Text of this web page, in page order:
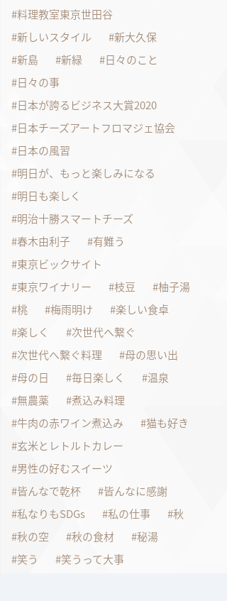
料理教室東京世田谷
新しいスタイル
新大久保
新島
新緑
日々のこと
日々の事
日本が誇るビジネス大賞2020
日本チーズアートフロマジェ協会
日本の風習
明日が、もっと楽しみになる
明日も楽しく
明治十勝スマートチーズ
春木由利子
有難う
東京ビックサイト
東京ワイナリー
枝豆
柚子湯
桃
梅雨明け
楽しい食卓
楽しく
次世代へ繋ぐ
次世代へ繋ぐ料理
母の思い出
母の日
毎日楽しく
温泉
無農薬
煮込み料理
牛肉の赤ワイン煮込み
猫も好き
玄米とレトルトカレー
男性の好むスイーツ
皆んなで乾杯
皆んなに感謝
私なりもSDGs
私の仕事
秋
秋の空
秋の食材
秘湯
笑う
笑うって大事